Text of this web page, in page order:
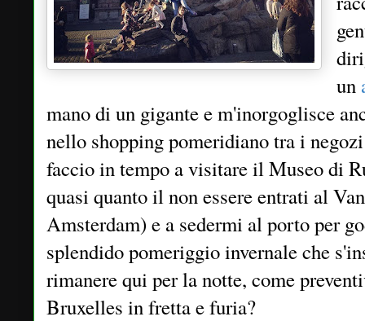
un
mano di un gigante e m'inorgoglisce
nello shopping pomeridiano tra i
faccio in tempo a visitare il Museo di
quasi quanto il non essere entrati al
Amsterdam) e a sedermi al porto per
splendido pomeriggio invernale che
rimanere qui per la notte, come
Bruxelles in fretta e furia?